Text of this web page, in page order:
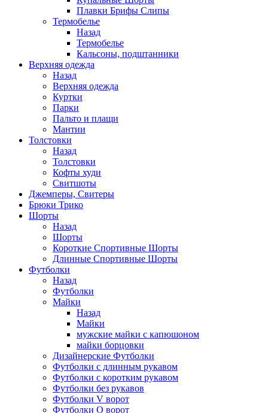
Плавки Брифы Слипы
Термобелье
Назад
Термобелье
Кальсоны, подштанники
Верхняя одежда
Назад
Верхняя одежда
Куртки
Парки
Пальто и плащи
Мантии
Толстовки
Назад
Толстовки
Кофты худи
Свитшоты
Джемперы, Свитеры
Брюки Трико
Шорты
Назад
Шорты
Короткие Спортивные Шорты
Длинные Спортивные Шорты
Футболки
Назад
Футболки
Майки
Назад
Майки
мужские майки с капюшоном
майки борцовки
Дизайнерские Футболки
Футболки с длинным рукавом
Футболки с коротким рукавом
Футболки без рукавов
Футболки V ворот
Футболки O ворот